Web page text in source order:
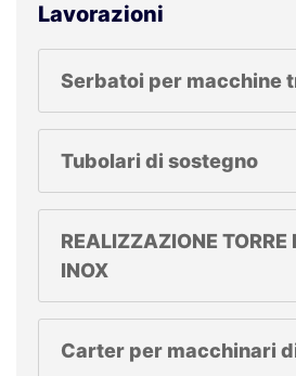
Lavorazioni
Serbatoi per macchine
Tubolari di sostegno
REALIZZAZIONE
INOX
Carter per macchinari